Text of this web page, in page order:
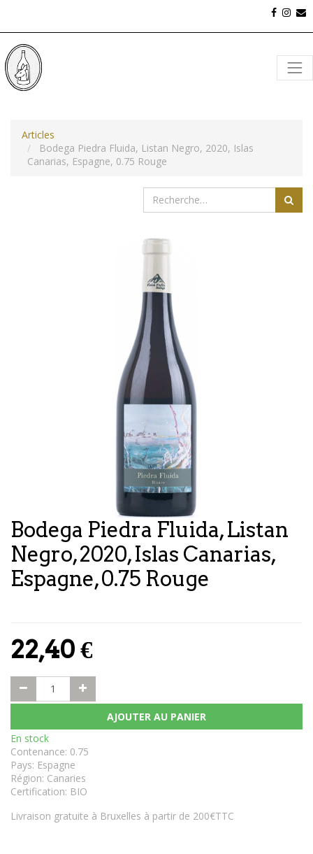
Articles
Bodega Piedra Fluida, Listan Negro, 2020, Islas
Canarias, Espagne, 0.75 Rouge
Bodega Piedra Fluida, Listan
Negro, 2020, Islas Canarias,
Espagne, 0.75 Rouge
22,40€
AJOUTER AU PANIER
En stock
Contenance: 0.75
Pays: Espagne
Région: Canaries
Certification: BIO
Livraison gratuite à Bruxelles à partir de 200€TTC